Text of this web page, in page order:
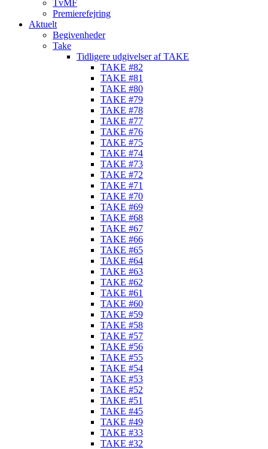
TvMF
Premierefejring
Aktuelt
Begivenheder
Take
Tidligere udgivelser af TAKE
TAKE #82
TAKE #81
TAKE #80
TAKE #79
TAKE #78
TAKE #77
TAKE #76
TAKE #75
TAKE #74
TAKE #73
TAKE #72
TAKE #71
TAKE #70
TAKE #69
TAKE #68
TAKE #67
TAKE #66
TAKE #65
TAKE #64
TAKE #63
TAKE #62
TAKE #61
TAKE #60
TAKE #59
TAKE #58
TAKE #57
TAKE #56
TAKE #55
TAKE #54
TAKE #53
TAKE #52
TAKE #51
TAKE #45
TAKE #49
TAKE #33
TAKE #32